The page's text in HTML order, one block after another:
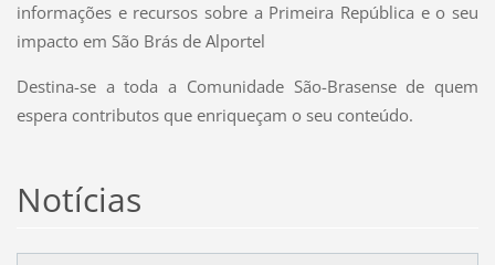
informações e recursos sobre a Primeira República e o seu
impacto em São Brás de Alportel
Destina-se a toda a Comunidade São-Brasense de quem
espera contributos que enriqueçam o seu conteúdo.
Notícias